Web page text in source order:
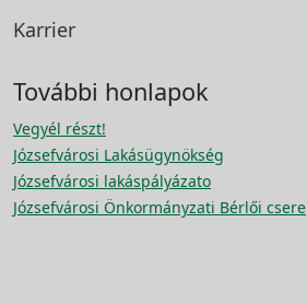
Karrier
További honlapok
Vegyél részt!
Józsefvárosi Lakásügynökség
Józsefvárosi lakáspályázato
Józsefvárosi Önkormányzati Bérlői csere